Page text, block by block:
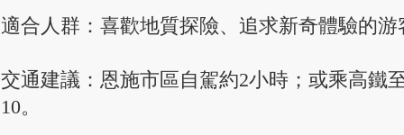
適合人群：喜歡地質探險、追求新奇體驗的游
交通建議：恩施市區自駕約2小時；或乘高鐵
10。